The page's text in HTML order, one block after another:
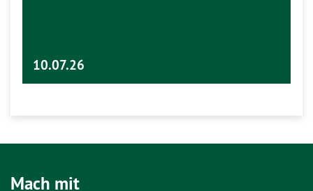
10.07.26
Mach mit